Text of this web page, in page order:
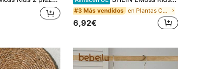
#3 Más vendidos en Plantas Conjuntos de camisetas para niñas
6,92€